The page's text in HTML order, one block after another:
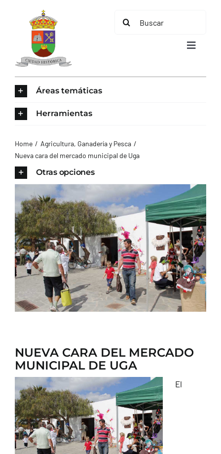
contenido
Buscar:
Toggle
AYUNTAMIENTO
TURISMO
CONTACTO
Áreas temáticas
Herramientas
Home
Agricultura, Ganadería y Pesca
Nueva cara del mercado municipal de Uga
Otras opciones
NUEVA CARA DEL MERCADO
MUNICIPAL DE UGA
El